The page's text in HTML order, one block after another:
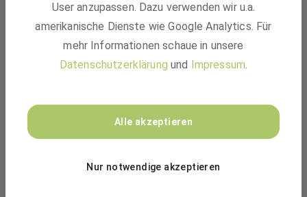
User anzupassen. Dazu verwenden wir u.a.
amerikanische Dienste wie Google Analytics. Für
mehr Informationen schaue in unsere
Datenschutzerklärung und Impressum.
Alle akzeptieren
Nur notwendige akzeptieren